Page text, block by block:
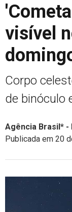
visível
Corpo
de binóculo
Agência Brasil* -
Publicada em 20